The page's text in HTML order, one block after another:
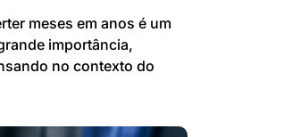
meses em anos é um
importância,
no contexto do